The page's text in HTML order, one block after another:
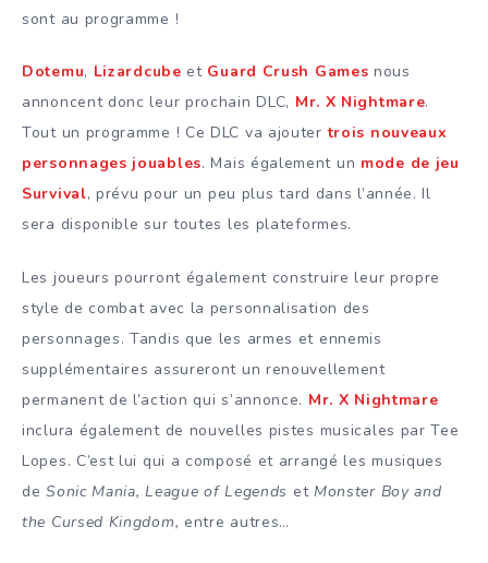
sont au programme !
Dotemu, Lizardcube et Guard Crush Games nous
annoncent donc leur prochain DLC, Mr. X Nightmare.
Tout un programme ! Ce DLC va ajoutertrois nouveaux
personnages jouables. Mais également un mode de jeu
Survival, prévu pour un peu plus tard dans l’année. Il
sera disponible sur toutes les plateformes.
Les joueurs pourront également construire leur propre
style de combat avec la personnalisation des
personnages. Tandis que les armes et ennemis
supplémentaires assureront un renouvellement
permanent de l’action qui s’annonce. Mr. X Nightmare
inclura également de nouvelles pistes musicales par Tee
Lopes. C’est lui qui a composé et arrangé les musiques
deSonic Mania, League of Legends et Monster Boy and
the Cursed Kingdom, entre autres…